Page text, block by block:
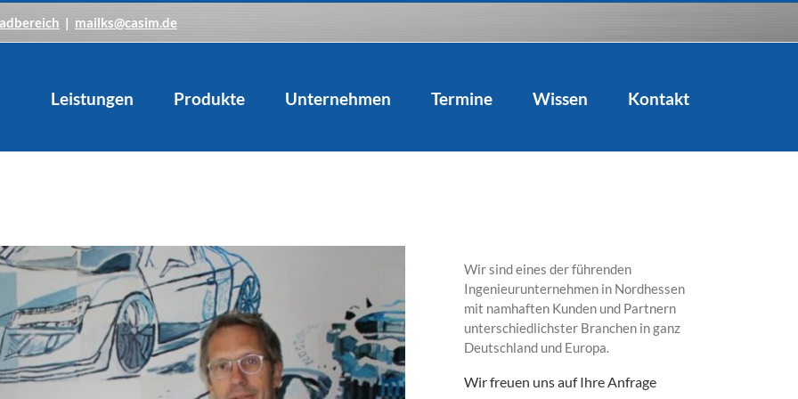
| mailks@casim.de
Leistungen Produkte Unternehmen Termine Wissen Kontakt
Wir sind eines der führenden
Ingenieurunternehmen in Nordhessen
mit namhaften Kunden und Partnern
unterschiedlichster Branchen in ganz
Deutschland und Europa.
Wir freuen uns auf Ihre Anfrage